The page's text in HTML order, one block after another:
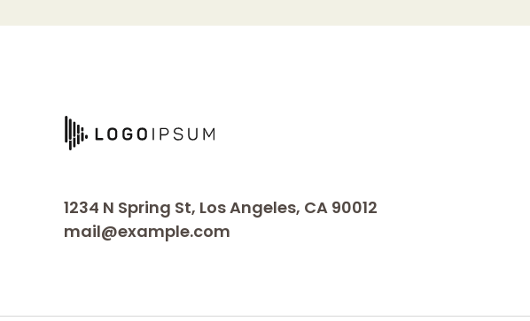
1234 N Spring St, Los Angeles, CA 90012
mail@example.com